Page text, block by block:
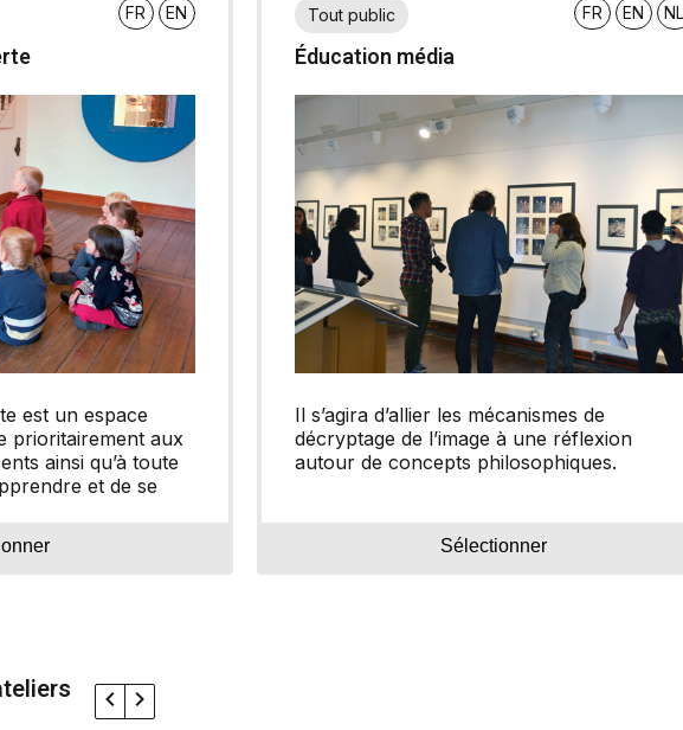
FR EN
est un espace
prioritairement aux
ainsi qu’à toute
et de se
Tout public FR EN NL
Éducation média
Il s’agira d’allier les mécanismes de
décryptage de l’image à une réflexion
autour de concepts philosophiques.
Sélectionner